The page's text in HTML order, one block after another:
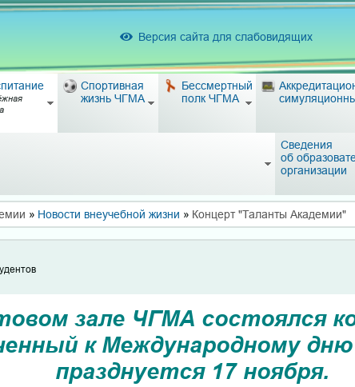
Версия сайта для слабовидящих
Спортивная
жизнь ЧГМА
Бессмертный
полк ЧГМА
Сведения
об
организации
» Новости внеучебной жизни » Концерт "Таланты Академии"
зале ЧГМА состоялся
к Международному
празднуется 17 ноября.